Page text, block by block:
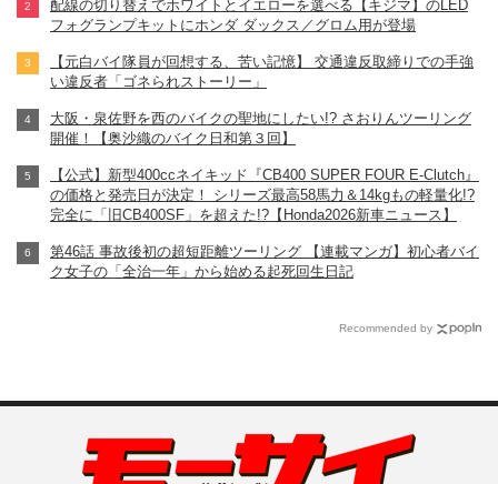
配線の切り替えでホワイトとイエローを選べる【キジマ】のLED
フォグランプキットにホンダ ダックス／グロム用が登場
【元白バイ隊員が回想する、苦い記憶】 交通違反取締りでの手強
い違反者「ゴネられストーリー」
大阪・泉佐野を西のバイクの聖地にしたい!? さおりんツーリング
開催！【奥沙織のバイク日和第３回】
【公式】新型400ccネイキッド『CB400 SUPER FOUR E-Clutch』
の価格と発売日が決定！ シリーズ最高58馬力＆14kgもの軽量化!?
完全に「旧CB400SF」を超えた!?【Honda2026新車ニュース】
第46話 事故後初の超短距離ツーリング 【連載マンガ】初心者バイ
ク女子の「全治一年」から始める起死回生日記
Recommended by